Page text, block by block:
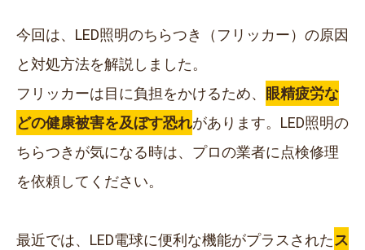
今回は、LED照明のちらつき（フリッカー）の原因
と対処方法を解説しました。
フリッカーは目に負担をかけるため、
眼精疲労な
どの健康被害を及ぼす恐れがあります。LED照明の
ちらつきが気になる時は、プロの業者に点検修理
を依頼してください。
最近では、LED電球に便利な機能がプラスされたス